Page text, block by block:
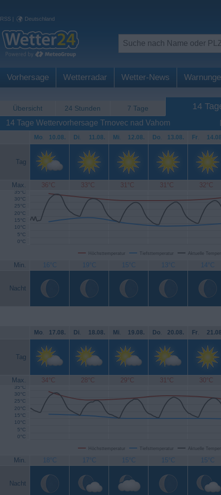
RSS | Deutschland
Vorhersage Wetterradar Wetter-News
Übersicht 24 Stunden 7 Tage 14
14 Tage Wettervorhersage Trnovec nad Vahom
Mo. 10.08. Di. 11.08. Mi. 12.08. Do. 13.08. Fr.
Tag
Max. 36°C 33°C 31°C 31°C 32°C
Höchsttemperatur Tiefsttemperatur Aktuelle
0°C
5°C
10°C
15°C
20°C
25°C
30°C
35°C
Min. 16°C 19°C 15°C 13°C 14°C
Nacht
Mo. 17.08. Di. 18.08. Mi. 19.08. Do. 20.08. Fr.
Tag
Max. 34°C 28°C 29°C 31°C 30°C
Höchsttemperatur Tiefsttemperatur Aktuelle
0°C
5°C
10°C
15°C
20°C
25°C
30°C
35°C
Min. 18°C 17°C 15°C 15°C 15°C
Nacht